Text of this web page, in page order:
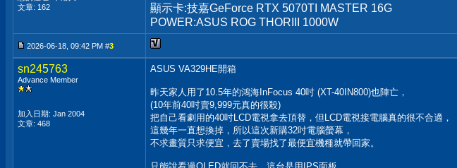
文章: 162
顯示卡:技嘉GeForce RTX 5070TI MASTER 16G
POWER:ASUS ROG THORIII 1000W
2026-06-18, 09:42 PM #3
sn245763
Advance Member
加入日期: Jan 2004
文章: 468
ASUS VA329HE開箱
昨天家人用了10.5年的鴻海InFocus 40吋 (XT-40IN800)也陣亡，
(10年前40吋賣9,999元真的很殺)
把自己看劇用的40吋LCD電視拿去頂替，但LCD電視接電腦真的很不合適，
這幾年一直想換掉，所以這次新購32吋電腦螢幕，
不求畫質只求便宜，去了賣場找了最便宜機種就帶回家。